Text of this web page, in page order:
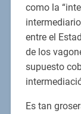
como la
entre el
de los
supuesto
Es tan